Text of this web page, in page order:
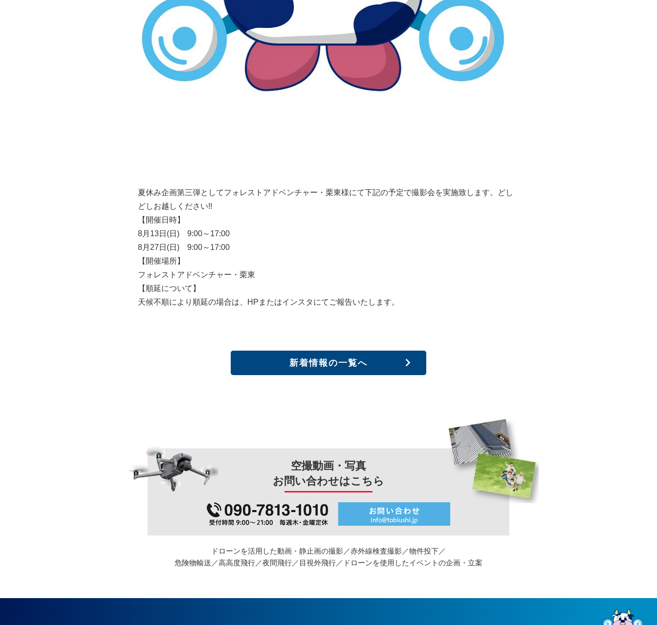
夏休み企画第三弾としてフォレストアドベンチャー・栗東様にて下記の予定で撮影会を実施致します。どし
どしお越しください!!
【開催日時】
8月13日(日) 9:00～17:00
8月27日(日) 9:00～17:00
【開催場所】
フォレストアドベンチャー・栗東
【順延について】
天候不順により順延の場合は、HPまたはインスタにてご報告いたします。
新着情報の一覧へ
空撮動画・写真
お問い合わせはこちら
ドローンを活用した動画・静止画の撮影／赤外線検査撮影／物件投下／
危険物輸送／高高度飛行／夜間飛行／目視外飛行／ ドローンを使用したイベントの企画・立案